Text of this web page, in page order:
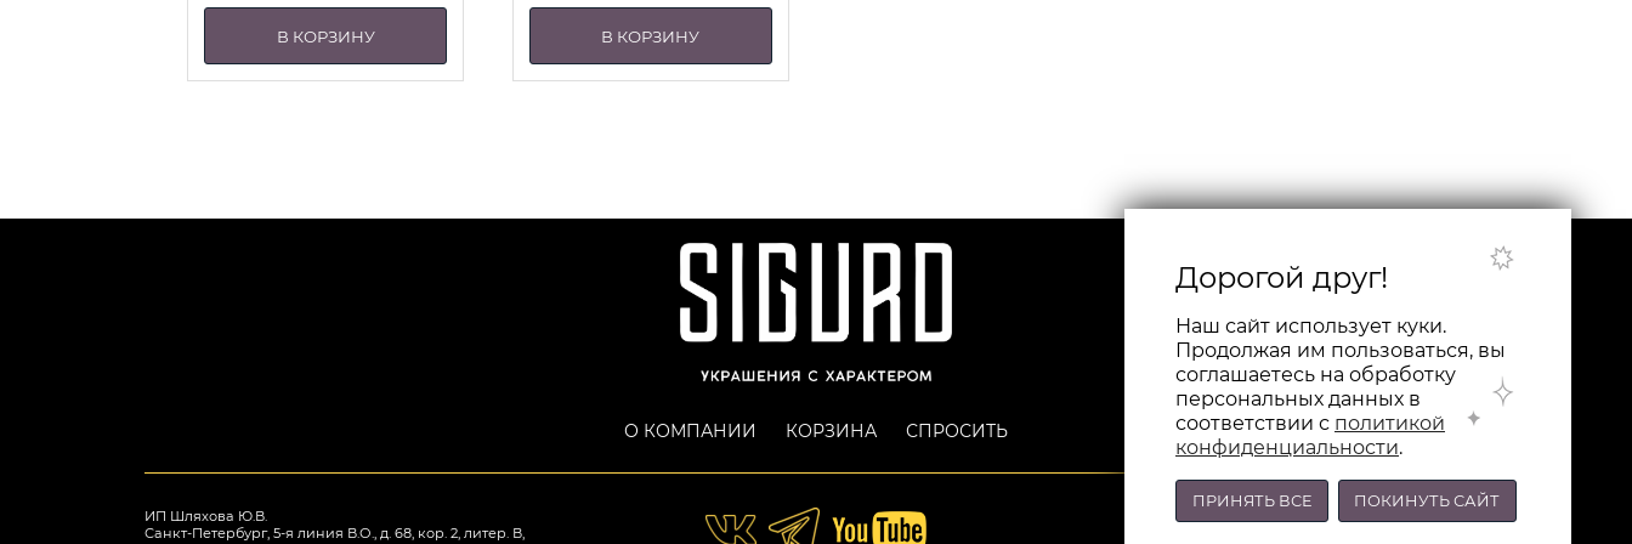
В КОРЗИНУ В КОРЗИНУ
О КОМПАНИИ КОРЗИНА СПРОСИТЬ
ИП Шляхова Ю.В.
Санкт-Петербург, 5-я линия В.О., д. 68, кор. 2, литер. В,
8-800-201-96-34
Дорогой друг!
Наш сайт использует куки.
Продолжая им пользоваться, вы
соглашаетесь на обработку
персональных данных в
соответствии с политикой
конфиденциальности.
ПРИНЯТЬ ВСЕ ПОКИНУТЬ САЙТ